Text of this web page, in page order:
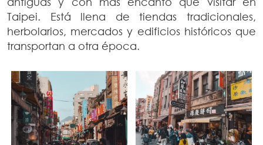
Taipei. Está llena de tiendas tradicionales,
herbolarios, mercados y edificios históricos que
transportan a otra época.